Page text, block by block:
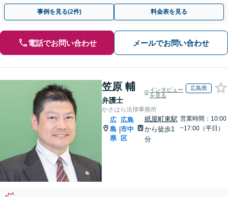
す。
事例を見る(2件) 料金表を見る
電話でお問い合わせ メールでお問い合わせ
笠原 輔
弁護士
インタビュー
を見る
広島県
かさはら法律事務所
広
島
県
|
広島
市中
区
紙屋町東駅
から徒歩1
分
営業時間：10:00
~17:00（平日）